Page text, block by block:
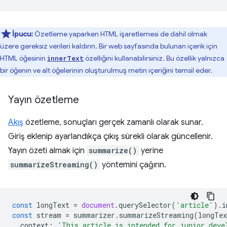
İpucu: Özetleme yaparken HTML işaretlemesi de dahil olmak
üzere gereksiz verileri kaldırın. Bir web sayfasında bulunan içerik için
HTML öğesinin innerText özelliğini kullanabilirsiniz. Bu özellik yalnızca
bir öğenin ve alt öğelerinin oluşturulmuş metin içeriğini temsil eder.
Yayın özetleme
Akış özetleme, sonuçları gerçek zamanlı olarak sunar.
Giriş eklenip ayarlandıkça çıkış sürekli olarak güncellenir.
Yayın özeti almak için summarize() yerine
summarizeStreaming() yöntemini çağırın.
const longText = document.querySelector( 'article' ).
const stream = summarizer . summarizeStreaming(